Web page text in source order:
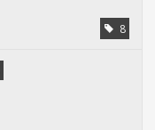
8